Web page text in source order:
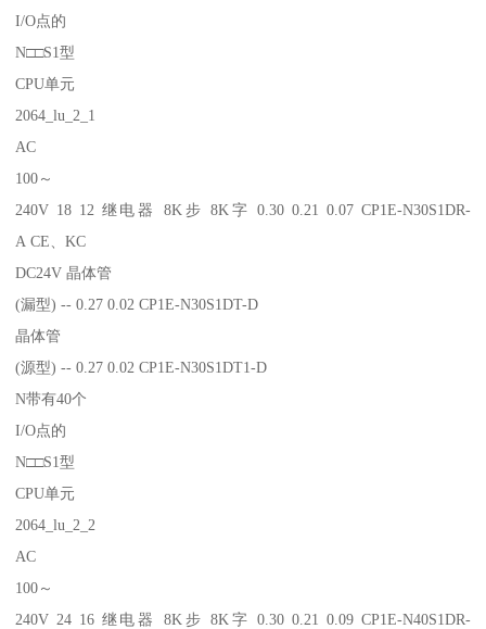
I/O点的
N□□S1型
CPU单元
2064_lu_2_1
AC
100～
240V 18 12 继电器 8K步 8K字 0.30 0.21 0.07 CP1E-N30S1DR-
A CE、KC
DC24V 晶体管
(漏型) -- 0.27 0.02 CP1E-N30S1DT-D
晶体管
(源型) -- 0.27 0.02 CP1E-N30S1DT1-D
N带有40个
I/O点的
N□□S1型
CPU单元
2064_lu_2_2
AC
100～
240V 24 16 继电器 8K步 8K字 0.30 0.21 0.09 CP1E-N40S1DR-